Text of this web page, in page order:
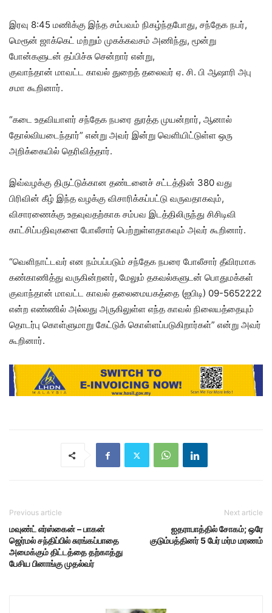
இரவு 8:45 மணிக்கு இந்த சம்பவம் நிகழ்ந்தபோது, சந்தேக நபர்,
மெரூன் ஜாக்கெட் மற்றும் முகக்கவசம் அணிந்து, மூன்று
போன்களுடன் தப்பிச்சு சென்றார் என்று,
குவாந்தான் மாவட்ட காவல் துறைத் தலைவர் ஏ. சி. பி ஆஷாரி அபு
சமா கூறினார்.
“கடை உதவியாளர் சந்தேக நபரை துரத்த முயன்றார், ஆனால்
தோல்வியடைந்தார்” என்று அவர் இன்று வெளியிட்டுள்ள ஒரு
அறிக்கையில் தெரிவித்தார்.
இவ்வழக்கு திருட்டுக்கான தண்டனைச் சட்டத்தின் 380 வது
பிரிவின் கீழ் இந்த வழக்கு விசாரிக்கப்பட்டு வருவதாகவும்,
விசாரணைக்கு உதவுவதற்காக சம்பவ இடத்திலிருந்து சிசிடிவி
காட்சிப்பதிவுகளை போலீசார் பெற்றுள்ளதாகவும் அவர் கூறினார்.
“வெளிநாட்டவர் என நம்பப்படும் சந்தேக நபரை போலீசார் தீவிரமாக
கண்காணித்து வருகின்றனர், மேலும் தகவல்களுடன் பொதுமக்கள்
குவாந்தான் மாவட்ட காவல் தலைமையகத்தை (ஐபிடி) 09-5652222
என்ற எண்ணில் அல்லது அருகிலுள்ள எந்த காவல் நிலையத்தையும்
தொடர்பு கொள்ளுமாறு கேட்டுக் கொள்ளப்படுகிறார்கள்” என்று அவர்
கூறினார்.
Previous article
மவுண்ட் எர்ஸ்கைன் – பாகன்
ஜெர்மல் சந்திப்பில் சுரங்கப்பாதை
அமைக்கும் திட்டத்தை தற்காத்து
பேசிய பினாங்கு முதல்வர்
Next article
ஐதராபாத்தில் சோகம்; ஒரே
குடும்பத்தினர் 5 பேர் மர்ம மரணம்